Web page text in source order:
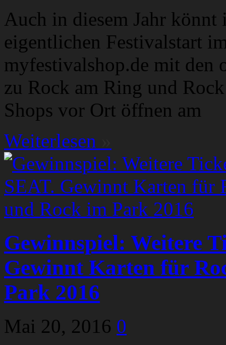
Auch in diesem Jahr
eigentlichen Festivalstart
myfestivalshop.de mit
zu Rock am Ring und
Shops vor Ort öffnen am
Weiterlesen
Gewinnspiel: Weitere
Gewinnt Karten für
Park 2016
Mai 20, 2016 0